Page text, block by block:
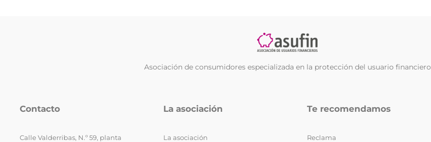
Asociación de consumidores especializada en la protección del usuario financiero
Contacto
Calle Valderribas, N.º 59, planta
La asociación
La asociación
Te recomendamos
Reclama